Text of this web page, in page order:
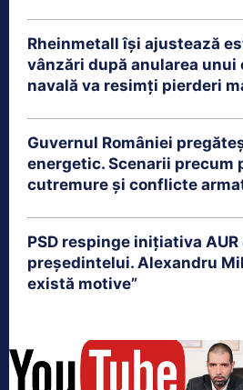
Rheinmetall își ajustează
vânzări după anularea unui
navală va resimți pierderi
Guvernul României
energetic. Scenarii precum
cutremure și conflicte
PSD respinge inițiativa
președintelui. Alexandru
există motive”